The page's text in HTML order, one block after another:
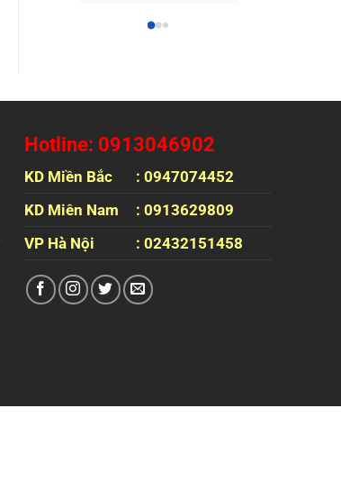
Hotline: 0913046902
KD Miền Bắc
: 0947074452
KD Miên Nam
: 0913629809
VP Hà Nội
: 02432151458